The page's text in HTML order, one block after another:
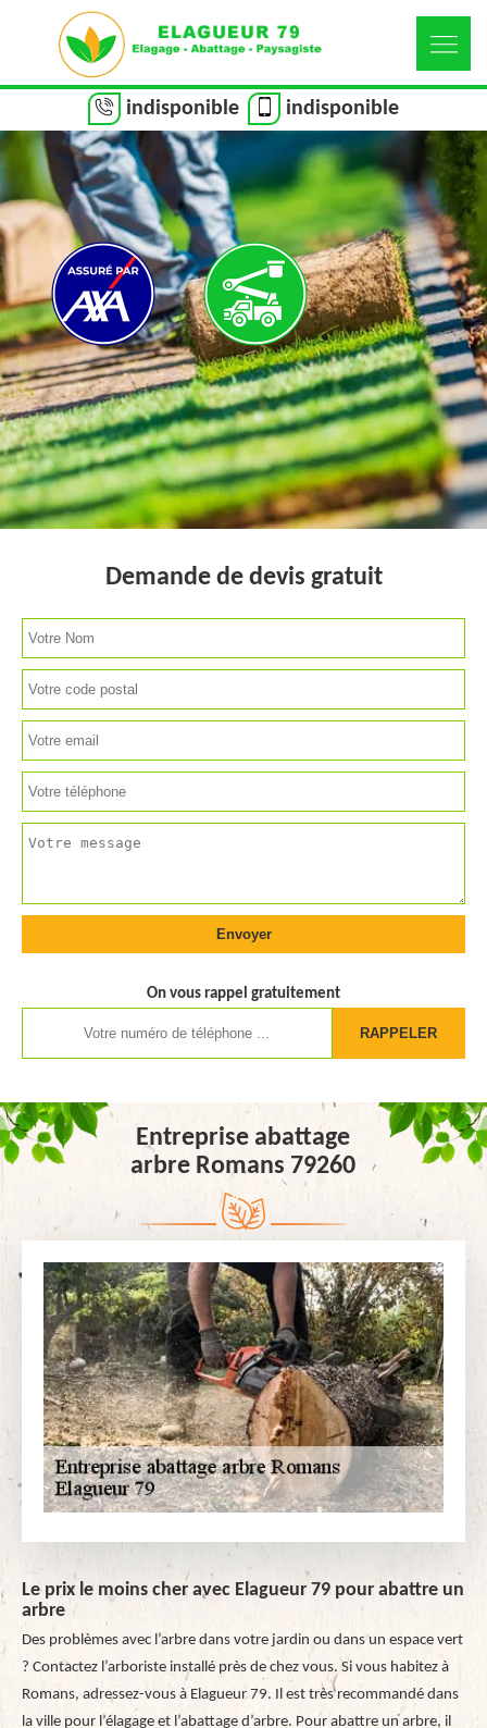
indisponible indisponible
Demande de devis gratuit
On vous rappel gratuitement
Entreprise abattage
arbre Romans 79260
Le prix le moins cher avec Elagueur 79 pour abattre un
arbre
Des problèmes avec l’arbre dans votre jardin ou dans un espace vert
? Contactez l’arboriste installé près de chez vous. Si vous habitez à
Romans, adressez-vous à Elagueur 79. Il est très recommandé dans
la ville pour l’élagage et l’abattage d’arbre. Pour abattre un arbre, il